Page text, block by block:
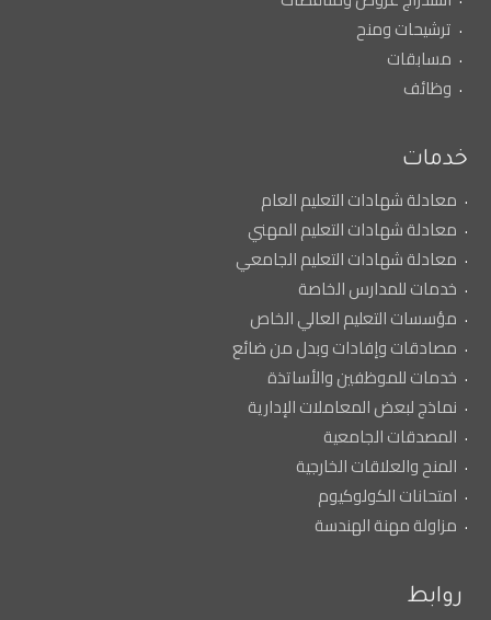
ترشيحات ومنح
مسابقات
وظائف
خدمات
معادلة شهادات التعليم العام
معادلة شهادات التعليم المهني
معادلة شهادات التعليم الجامعي
خدمات للمدارس الخاصة
مؤسسات التعليم العالي الخاص
مصادقات وإفادات وبدل من ضائع
خدمات للموظفين والأساتذة
نماذج لبعض المعاملات الإدارية
المصدقات الجامعية
المنح والعلاقات الخارجية
امتحانات الكولوكيوم
مزاولة مهنة الهندسة
روابط